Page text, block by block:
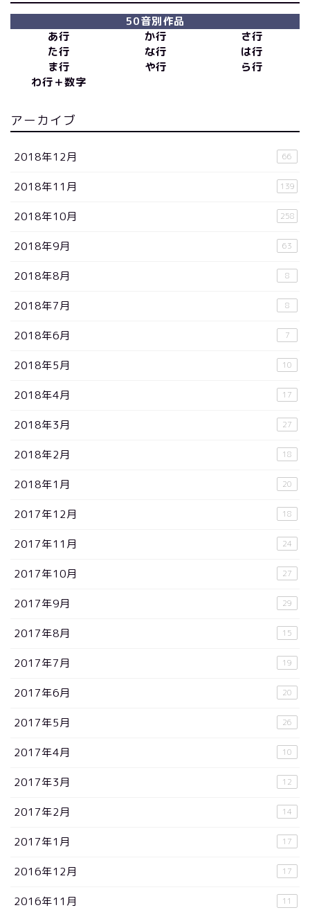
50音別作品
あ行
か行
さ行
た行
な行
は行
ま行
や行
ら行
わ行＋数字
アーカイブ
2018年12月 66
2018年11月 139
2018年10月 258
2018年9月 63
2018年8月 8
2018年7月 8
2018年6月 7
2018年5月 10
2018年4月 17
2018年3月 27
2018年2月 18
2018年1月 20
2017年12月 18
2017年11月 24
2017年10月 27
2017年9月 29
2017年8月 15
2017年7月 19
2017年6月 20
2017年5月 26
2017年4月 10
2017年3月 12
2017年2月 14
2017年1月 17
2016年12月 17
2016年11月 11